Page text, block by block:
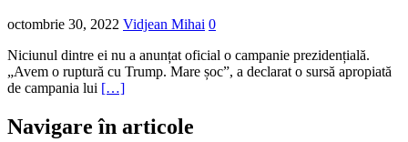
octombrie 30, 2022 Vidjean Mihai 0
Niciunul dintre ei nu a anunțat oficial o campanie prezidențială.
„Avem o ruptură cu Trump. Mare șoc”, a declarat o sursă apropiată
de campania lui […]
Navigare în articole